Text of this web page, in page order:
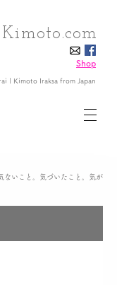
Shop
| Kimoto Iraksa from Japan
ないこと。気づいたこと。気が